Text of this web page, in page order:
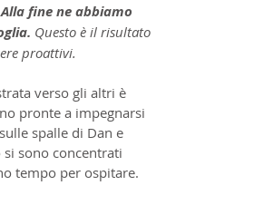
fine ne abbiamo
Questo è il risultato
proattivi.
verso gli altri è
pronte a impegnarsi
spalle di Dan e
sono concentrati
tempo per ospitare.